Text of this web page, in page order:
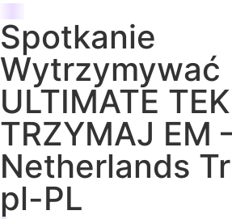
Spotkanie
Wytrzymywać
ULTIMATE
TRZYMAJ EM
Netherlands
pl-PL